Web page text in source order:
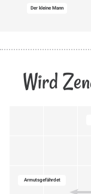
Der kleine Mann
Wird
Armutsgefährdet